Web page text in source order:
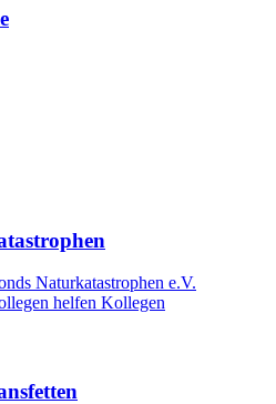
Naturkatastrophen e.V.
helfen Kollegen